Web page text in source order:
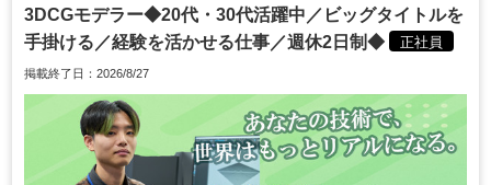
3DCGモデラー◆20代・30代活躍中／ビッグタイトルを
手掛ける／経験を活かせる仕事／週休2日制◆
正社員
掲載終了日：2026/8/27